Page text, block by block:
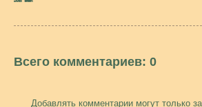
Всего комментариев: 0
Добавлять комментарии могут только